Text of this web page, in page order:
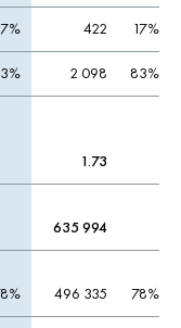
422 17%
2 098 83%
1.73
635 994
496 335 78%